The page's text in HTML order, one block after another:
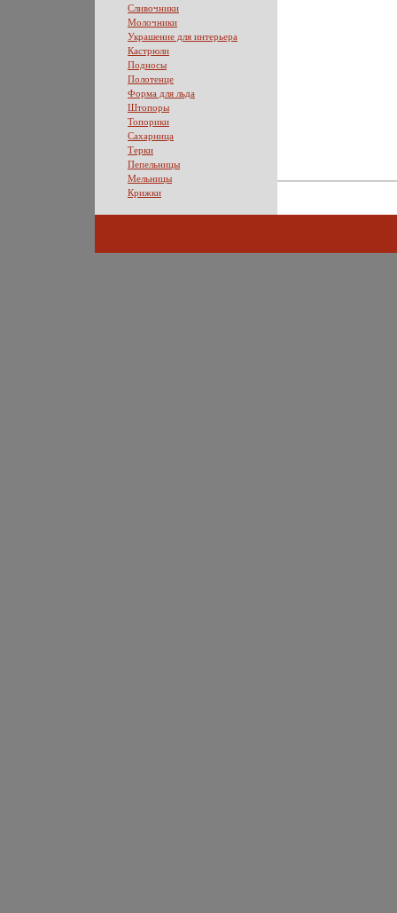
Сливочники
Молочники
Украшение для интерьера
Кастрюли
Подносы
Полотенце
Форма для льда
Штопоры
Топорики
Сахарница
Терки
Пепельницы
Мельницы
Крижки